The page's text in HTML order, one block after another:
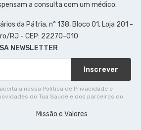
a consulta com um médico.
da Pátria, n° 138, Bloco 01, Loja 201 -
RJ - CEP: 22270-010
NEWSLETTER
Inscrever
a nossa Política de Privacidade e
do Tua Saúde e dos parceiros do
Missão e Valores